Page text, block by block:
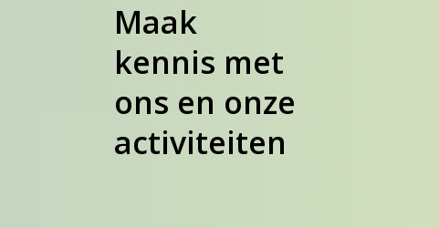
Maak
kennis met
ons en onze
activiteiten